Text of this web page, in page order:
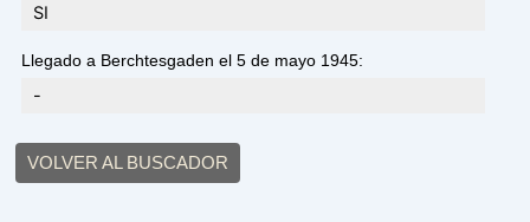
SI
Llegado a Berchtesgaden el 5 de mayo 1945:
-
VOLVER AL BUSCADOR